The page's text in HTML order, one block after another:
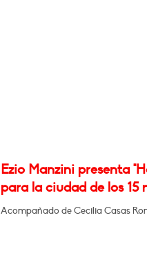
Ezio Manzini presenta
para la ciudad de los 15
Acompañado de Cecilia Casas